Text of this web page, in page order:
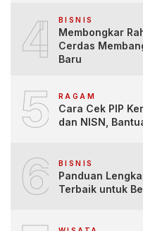
4 BISNIS
Membongkar
Cerdas
Baru
5 RAGAM
Cara Cek PIP
dan NISN,
6 BISNIS
Panduan
Terbaik untuk